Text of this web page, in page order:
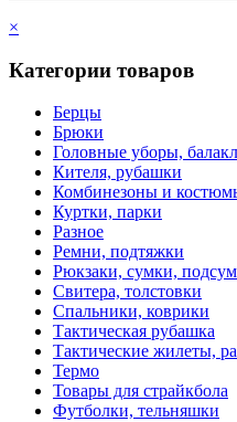
×
Категории товаров
Берцы
Брюки
Головные уборы,
Кителя, рубашки
Комбинезоны и
Куртки, парки
Разное
Ремни, подтяжки
Рюкзаки, сумки,
Свитера, толстовки
Спальники, коврики
Тактическая рубашка
Тактические жилеты,
Термо
Товары для страйкбола
Футболки, тельняшки